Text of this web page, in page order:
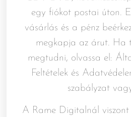
egy fiókot postai úton.
vásárlás és a pénz
megkapja az árut. Ha
megtudni, olvassa el:
Feltételek és
szabályzat
A Rame Digitalnál